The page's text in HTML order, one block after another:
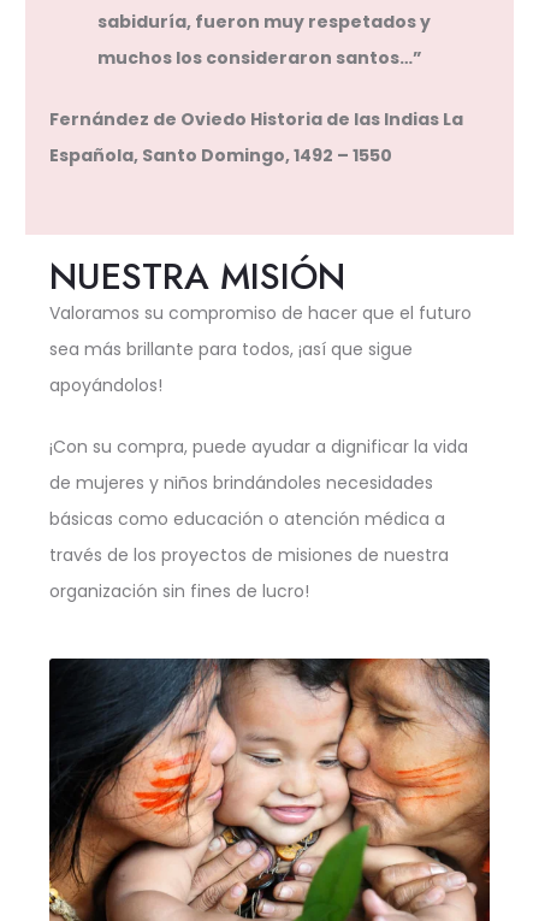
sabiduría, fueron muy respetados y
muchos los consideraron santos…”
Fernández de Oviedo Historia de las Indias La
Española, Santo Domingo, 1492 – 1550
NUESTRA MISIÓN
Valoramos su compromiso de hacer que el futuro
sea más brillante para todos, ¡así que sigue
apoyándolos!
¡Con su compra, puede ayudar a dignificar la vida
de mujeres y niños brindándoles necesidades
básicas como educación o atención médica a
través de los proyectos de misiones de nuestra
organización sin fines de lucro!